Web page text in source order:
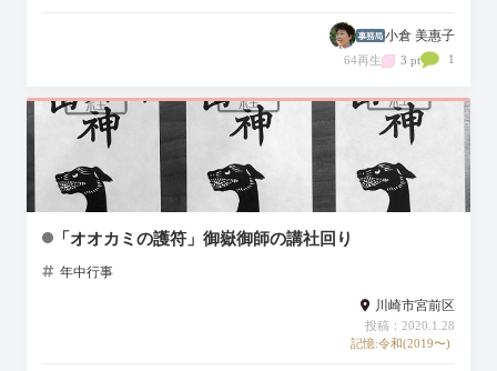
小倉 美惠子
64再生 3 pt 1
「オオカミの護符」御嶽御師の講社回り
年中行事
川崎市宮前区
投稿：2020.1.28
記憶:令和(2019〜)